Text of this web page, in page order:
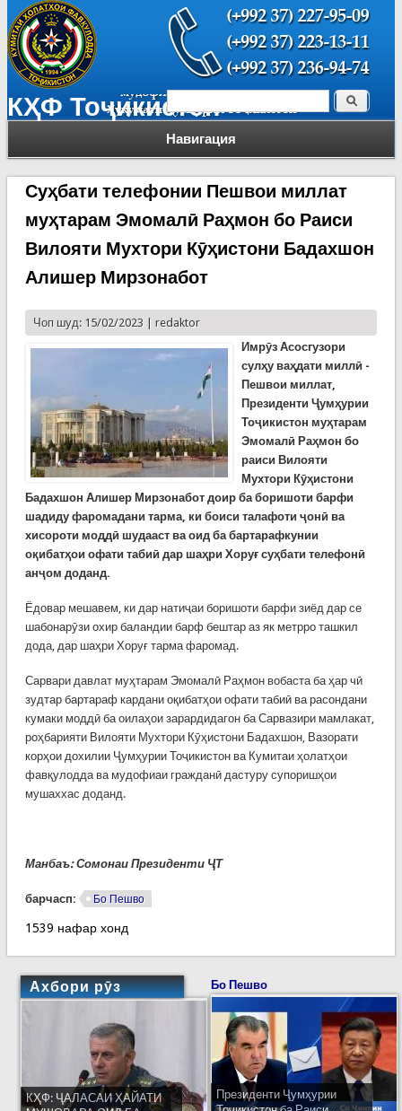
КҲФ Тоҷикистон
Навигация
Форма поиска Поиск
Суҳбати телефонии Пешвои миллат
муҳтарам Эмомалӣ Раҳмон бо Раиси
Вилояти Мухтори Кӯҳистони Бадахшон
Алишер Мирзонабот
Чоп шуд: 15/02/2023 | redaktor
Имрӯз Асосгузори
сулҳу ваҳдати миллӣ -
Пешвои миллат,
Президенти Ҷумҳурии
Тоҷикистон муҳтарам
Эмомалӣ Раҳмон бо
раиси Вилояти
Мухтори Кӯҳистони
Бадахшон Алишер Мирзонабот доир ба боришоти барфи
шадиду фаромадани тарма, ки боиси талафоти ҷонӣ ва
хисороти моддӣ шудааст ва оид ба бартарафкунии
оқибатҳои офати табиӣ дар шаҳри Хоруғ суҳбати телефонӣ
анҷом доданд.
Ёдовар мешавем, ки дар натиҷаи боришоти барфи зиёд дар се
шабонарӯзи охир баландии барф бештар аз як метрро ташкил
дода, дар шаҳри Хоруғ тарма фаромад.
Сарвари давлат муҳтарам Эмомалӣ Раҳмон вобаста ба ҳар чӣ
зудтар бартараф кардани оқибатҳои офати табиӣ ва расондани
кумаки моддӣ ба оилаҳои зарардидагон ба Сарвазири мамлакат,
роҳбарияти Вилояти Мухтори Кӯҳистони Бадахшон, Вазорати
корҳои дохилии Ҷумҳурии Тоҷикистон ва Кумитаи ҳолатҳои
фавқулодда ва мудофиаи гражданӣ дастуру супоришҳои
мушаххас доданд.
Манбаъ: Сомонаи Президенти ҶТ
барчасп: Бо Пешво
1539 нафар хонд
Ахбори рӯз
КҲФ: ҶАЛАСАИ ҲАЙАТИ
Бо Пешво
Президенти Ҷумҳурии